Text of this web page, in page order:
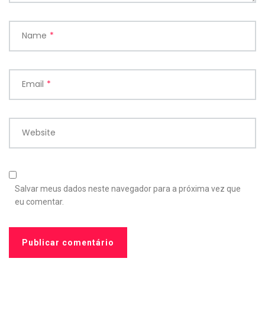
Name *
Email *
Website
Salvar meus dados neste navegador para a próxima vez que
eu comentar.